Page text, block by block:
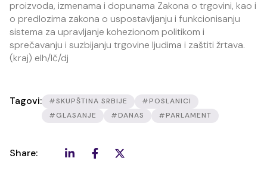
proizvoda, izmenama i dopunama Zakona o trgovini, kao i
o predlozima zakona o uspostavljanju i funkcionisanju
sistema za upravljanje kohezionom politikom i
sprečavanju i suzbijanju trgovine ljudima i zaštiti žrtava.
(kraj) elh/lč/dj
Tagovi: #SKUPŠTINA SRBIJE
#POSLANICI
#GLASANJE
#DANAS #PARLAMENT
Share: